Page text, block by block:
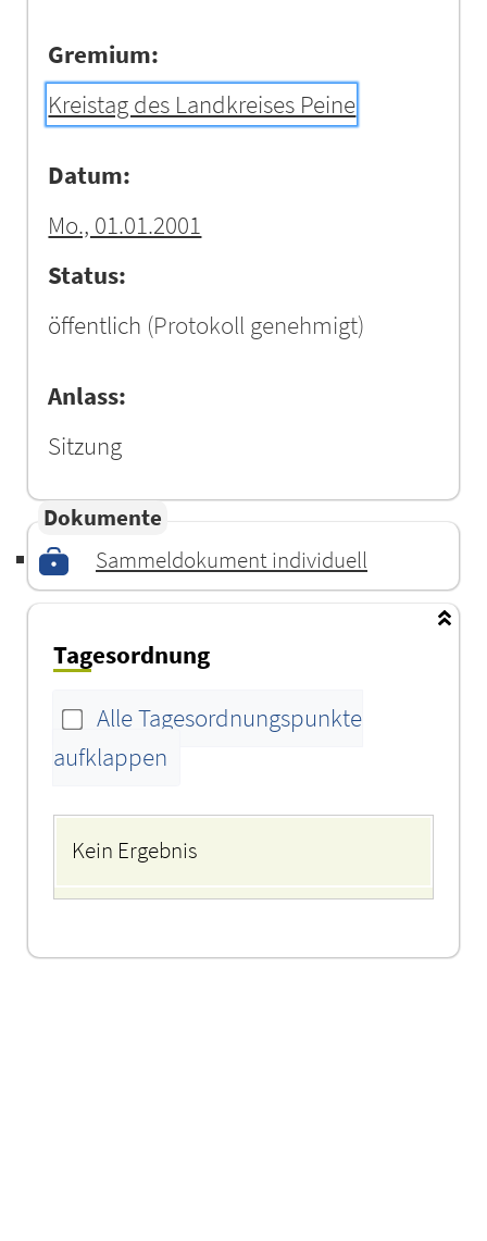
Gremium:
Kreistag des Landkreises Peine
Datum:
Mo., 01.01.2001
Status:
öffentlich (Protokoll genehmigt)
Anlass:
Sitzung
Dokumente
Sammeldokument individuell
Tagesordnung
Alle Tagesordnungspunkte
aufklappen
Tagesordnung
Kein Ergebnis